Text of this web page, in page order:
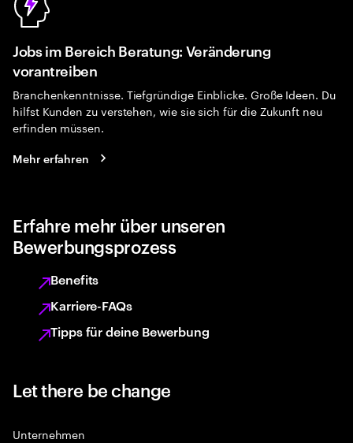
Jobs im Bereich Beratung: Veränderung
vorantreiben
Branchenkenntnisse. Tiefgründige Einblicke. Große Ideen. Du
hilfst Kunden zu verstehen, wie sie sich für die Zukunft neu
erfinden müssen.
Mehr erfahren
Erfahre mehr über unseren
Bewerbungsprozess
Benefits
Karriere-FAQs
Tipps für deine Bewerbung
Let there be change
Unternehmen